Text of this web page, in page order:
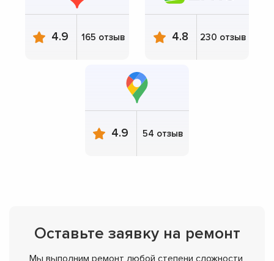
4.9 165 отзыв 4.8 230 отзыв
4.9 54 отзыв
Оставьте заявку на ремонт
Мы выполним ремонт любой степени сложности,